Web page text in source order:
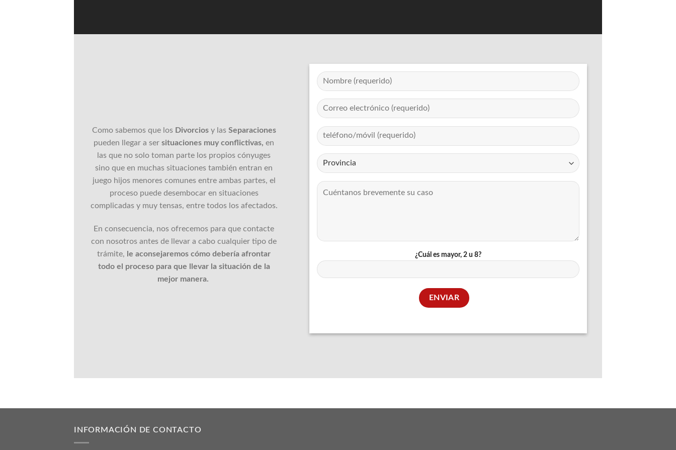
Como sabemos que los Divorciosy las Separaciones
pueden llegar a sersituaciones muy conflictivas,en
las que no solo toman parte los propios cónyuges
sino que en muchas situaciones también entran en
juego hijos menores comunes entre ambas partes, el
proceso puede desembocar en situaciones
complicadas y muy tensas, entre todos los afectados.
En consecuencia, nos ofrecemos para que contacte
con nosotros antes de llevar a cabo cualquier tipo de
trámite, le aconsejaremos cómo debería afrontar
todo el proceso para que llevar la situación de la
mejor manera.
¿Cuál es mayor, 2 u 8?
INFORMACIÓN DE CONTACTO